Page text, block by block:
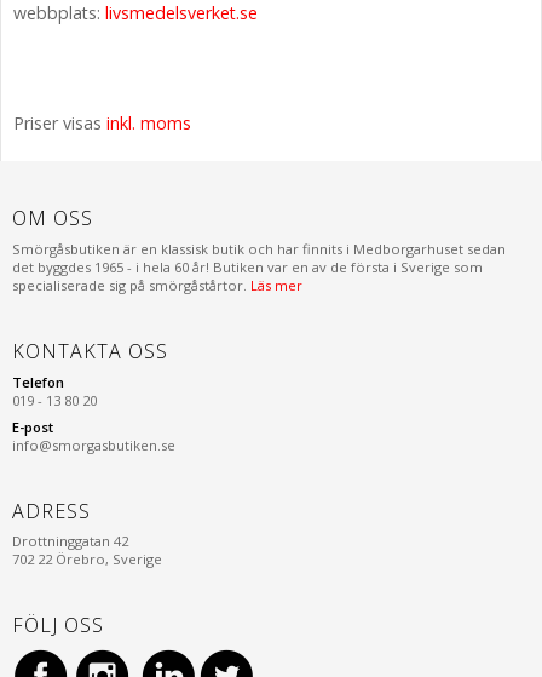
webbplats: livsmedelsverket.se
Priser visas inkl. moms
OM OSS
Smörgåsbutiken är en klassisk butik och har finnits i Medborgarhuset sedan
det byggdes 1965 - i hela 60 år! Butiken var en av de första i Sverige som
specialiserade sig på smörgåstårtor. Läs mer
KONTAKTA OSS
Telefon
019 - 13 80 20
E-post
info@smorgasbutiken.se
ADRESS
Drottninggatan 42
702 22 Örebro, Sverige
FÖLJ OSS